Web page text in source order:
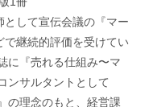
して宣伝会議の『マー
継続的評価を受けてい
に『売れる仕組み〜マ
ンサルタントとして
の理念のもと、経営課